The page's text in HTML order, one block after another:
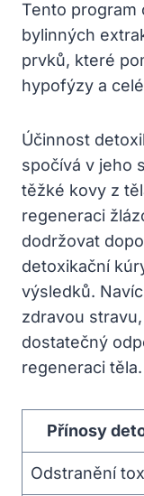
Tento program
bylinných
prvků, které
hypofýzy a
Účinnost
spočívá v jeho
těžké kovy z
regeneraci
dodržovat
detoxikační
výsledků.
zdravou
dostatečný
regeneraci těla.
Přínosy
Odstranění